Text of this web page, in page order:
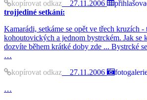
kopírovat odkaz 27.11.2006
trojjediné setkání:
Kamarádi, setkáme se opět ve třech kruzích -
kohoutovických a jednom bystrckém. Jak se
dozvíte během krátké doby zde ... Bystrcké
…
kopírovat odkaz 27.11.2006
…